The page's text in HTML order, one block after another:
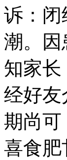
诉：闭
潮。因
知家
经好友
期尚可
喜食肥